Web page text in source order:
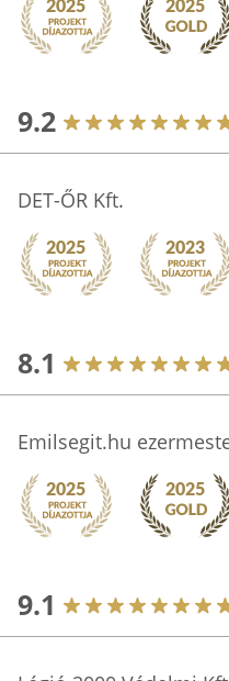
9.2
DET-ŐR Kft.
8.1
Emilsegit.hu
9.1